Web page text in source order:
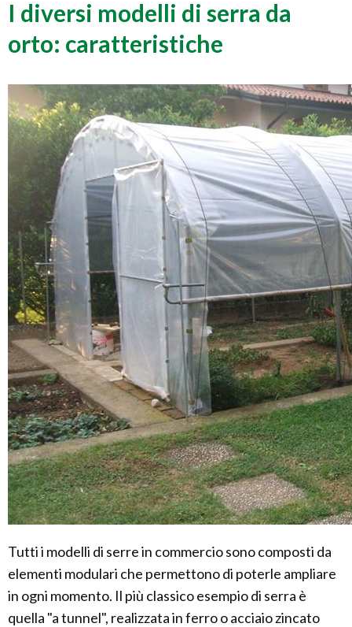
I diversi modelli di serra da
orto: caratteristiche
Tutti i modelli di serre in commercio sono composti da
elementi modulari che permettono di poterle ampliare
in ogni momento. Il più classico esempio di serra è
quella "a tunnel", realizzata in ferro o acciaio zincato